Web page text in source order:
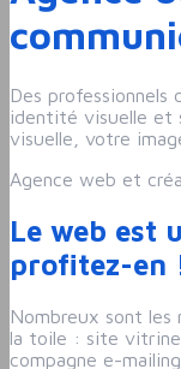
Des professionnels
identité visuelle et
visuelle, votre
Agence web et
Le web est
profitez-en
Nombreux sont
la toile : site
compagne e-